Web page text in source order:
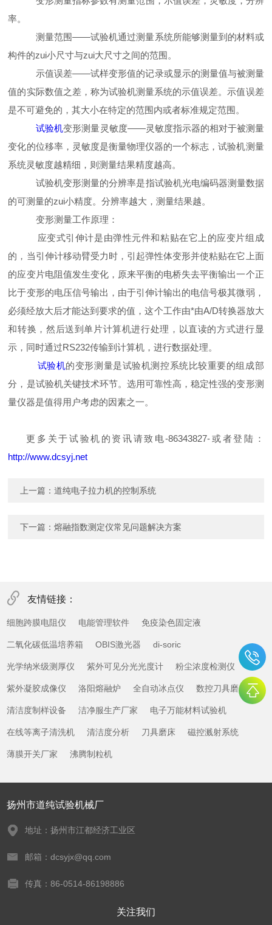
率。
测量范围——试验机通过测量系统所能够测量到的材料或
构件的zui小尺寸与zui大尺寸之间的范围。
示值误差——试样变形值的记录或显示的测量值与被测量
值的实际数值之差，称为试验机测量系统的示值误差。示值误差
是不可避免的，其大小在特定的范围内或者标准规定范围。
试验机变形测量灵敏度——灵敏度指示器的相对于被测量
变化的位移率，灵敏度是衡量物理仪器的一个标志，试验机测量
系统灵敏度越精细，则测量结果精度越高。
试验机变形测量的分辨率是指试验机光电编码器测量数据
的可测量的zui小精度。分辨率越大，测量结果越。
变形测量工作原理：
应变式引伸计是由弹性元件和粘贴在它上的应变片组成
的，当引伸计移动臂受力时，引起弹性体变形并使粘贴在它上面
的应变片电阻值发生变化，原来平衡的电桥失去平衡输出一个正
比于变形的电压信号输出，由于引伸计输出的电信号极其微弱，
必须经放大后才能达到要求的值，这个工作由*由A/D转换器放大
和转换，然后送到单片计算机进行处理，以直读的方式进行显
示，同时通过RS232传输到计算机，进行数据处理。
试验机的变形测量是试验机测控系统比较重要的组成部
分，是试验机关键技术环节。选用可靠性高，稳定性强的变形测
量仪器是值得用户考虑的因素之一。
更多关于试验机的资讯请致电-86343827-或者登陆：
http://www.dcsyj.net
上一篇：道纯电子拉力机的控制系统
下一篇：熔融指数测定仪常见问题解决方案
友情链接：
细胞跨膜电阻仪 电能管理软件 免疫染色固定液
二氧化碳低温培养箱 OBIS激光器 di-soric
光学纳米级测厚仪 紫外可见分光光度计 粉尘浓度检测仪
紫外凝胶成像仪 洛阳熔融炉 全自动冰点仪 数控刀具磨床
清洁度制样设备 洁净服生产厂家 电子万能材料试验机
在线等离子清洗机 清洁度分析 刀具磨床 磁控溅射系统
薄膜开关厂家 沸腾制粒机
扬州市道纯试验机械厂
地址：扬州市江都经济工业区
邮箱：dcsyjx@qq.com
传真：86-0514-86198886
关注我们